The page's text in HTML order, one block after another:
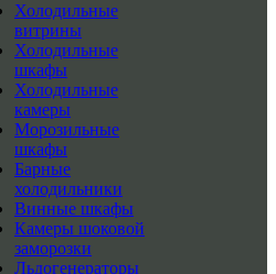
Холодильные
витрины
Холодильные
шкафы
Холодильные
камеры
Морозильные
шкафы
Барные
холодильники
Винные шкафы
Камеры шоковой
заморозки
Льдогенераторы